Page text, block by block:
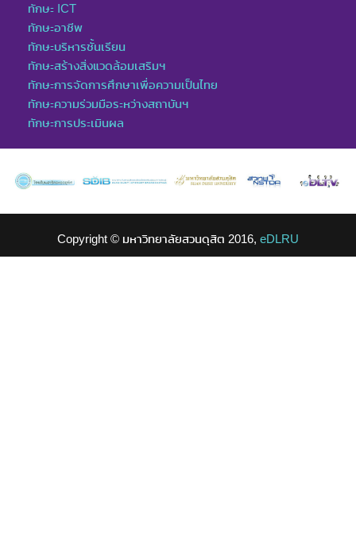
ทักษะ ICT
ทักษะอาชีพ
ทักษะบริหารชั้นเรียน
ทักษะสร้างสิ่งแวดล้อมเสริมฯ
ทักษะการจัดการศึกษาเพื่อความเป็นไทย
ทักษะความร่วมมือระหว่างสถาบันฯ
ทักษะการประเมินผล
Copyright © มหาวิทยาลัยสวนดุสิต 2016, eDLRU